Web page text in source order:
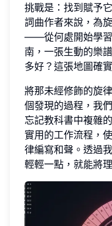
挑戰是：找到賦予
詞曲作者來說，為
——從何處開始學習
南，一張生動的樂
多好？這張地圖確
將那未經修飾的旋
個發現的過程，我
忘記教科書中複雜
實用的工作流程，
律編寫和聲。透過
輕輕一點，就能將